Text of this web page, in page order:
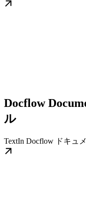
Docflow
ル
TextIn Docflow ドキュ